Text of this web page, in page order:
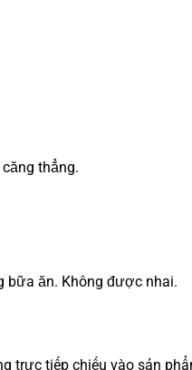
thẳng.
bữa ăn. Không được nhai.
trực tiếp chiếu vào sản